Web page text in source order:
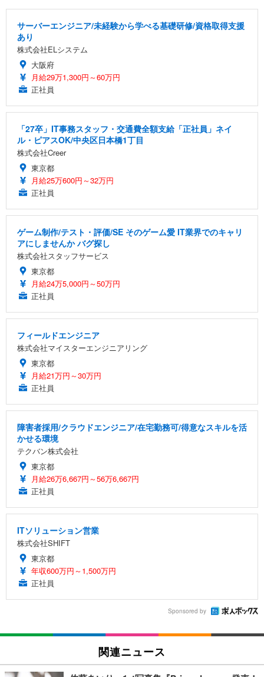
サーバーエンジニア/未経験から学べる基礎研修/資格取得支援
あり
株式会社ELシステム
大阪府
月給29万1,300円～60万円
正社員
「27卒」IT事務スタッフ・交通費全額支給「正社員」ネイ
ル・ピアスOK/中央区日本橋1丁目
株式会社Creer
東京都
月給25万600円～32万円
正社員
ゲーム制作/テスト・評価/SE そのゲーム愛 IT業界でのキャリ
アにしませんか バグ探し
株式会社スタッフサービス
東京都
月給24万5,000円～50万円
正社員
フィールドエンジニア
株式会社マイスターエンジニアリング
東京都
月給21万円～30万円
正社員
障害者採用/クラウドエンジニア/在宅勤務可/得意なスキルを活
かせる環境
テクバン株式会社
東京都
月給26万6,667円～56万6,667円
正社員
ITソリューション営業
株式会社SHIFT
東京都
年収600万円～1,500万円
正社員
Sponsored by
関連ニュース